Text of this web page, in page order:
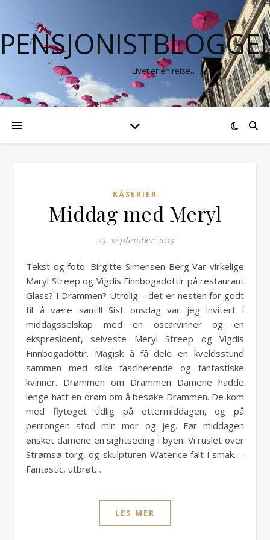
Livet er en reise…
KÅSERIER
Middag med Meryl
23. september 2015
Tekst og foto: Birgitte Simensen Berg Var virkelige
Maryl Streep og Vigdis Finnbogadóttir på restaurant
Glass? I Drammen? Utrolig – det er nesten for godt
til å være sant!!! Sist onsdag var jeg invitert i
middagsselskap med en oscarvinner og en
ekspresident, selveste Meryl Streep og Vigdis
Finnbogadóttir. Magisk å få dele en kveldsstund
sammen med slike fascinerende og fantastiske
kvinner. Drømmen om Drammen Damene hadde
lenge hatt en drøm om å besøke Drammen. De kom
med flytoget tidlig på ettermiddagen, og på
perrongen stod min mor og jeg. Før middagen
ønsket damene en sightseeing i byen. Vi ruslet over
Strømsø torg, og skulpturen Waterice falt i smak. –
Fantastic, utbrøt…
LES MER